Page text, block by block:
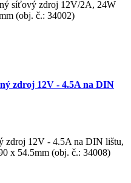
síťový zdroj 12V/2A, 24W
(obj. č.: 34002)
zdroj 12V - 4.5A na DIN
12V - 4.5A na DIN lištu,
x 54.5mm (obj. č.: 34008)